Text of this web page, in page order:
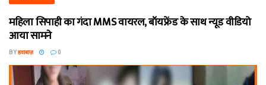
महिला सिपाही का गंदा MMS वायरल, बॉयफ्रेंड के साथ न्यूड वीडियो
आया सामने
BYहवाबाज़ 0